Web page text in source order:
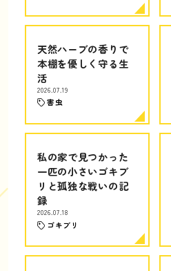
天然ハーブの香りで
本棚を優しく守る生
活
2026.07.19
害虫
私の家で見つかった
一匹の小さいゴキブ
リと孤独な戦いの記
録
2026.07.18
ゴキブリ